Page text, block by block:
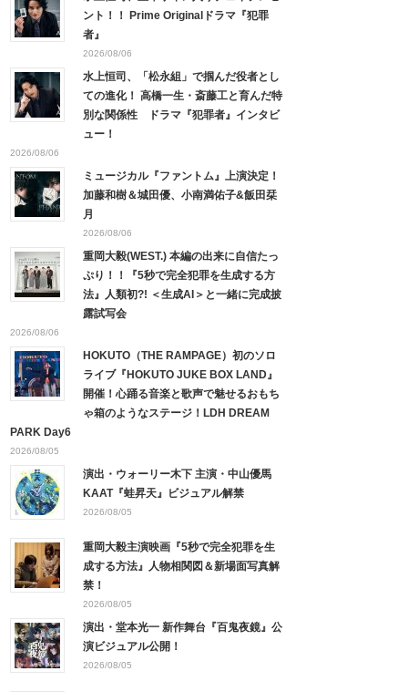
ント！！ Prime Originalドラマ『犯罪
者』
2026/08/06
水上恒司、「松永組」で掴んだ役者とし
ての進化！ 高橋一生・斎藤工と育んだ特
別な関係性 ドラマ『犯罪者』インタビ
ュー！
2026/08/06
ミュージカル『ファントム』上演決定！
加藤和樹＆城田優、小南満佑子&飯田栞
月
2026/08/06
重岡大毅(WEST.) 本編の出来に自信たっ
ぷり！！『5秒で完全犯罪を生成する方
法』人類初?! ＜生成AI＞と一緒に完成披
露試写会
2026/08/06
HOKUTO（THE RAMPAGE）初のソロ
ライブ『HOKUTO JUKE BOX LAND』
開催！心踊る音楽と歌声で魅せるおもち
ゃ箱のようなステージ！LDH DREAM
PARK Day6
2026/08/05
演出・ウォーリー木下 主演・中山優馬
KAAT『蛙昇天』ビジュアル解禁
2026/08/05
重岡大毅主演映画『5秒で完全犯罪を生
成する方法』人物相関図＆新場面写真解
禁！
2026/08/05
演出・堂本光一 新作舞台『百鬼夜鏡』公
演ビジュアル公開！
2026/08/05